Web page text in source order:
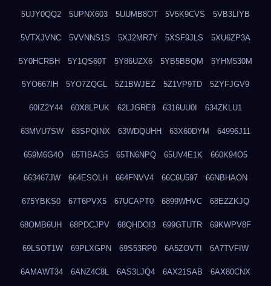
5UJY0QQ2 5UPNX603 5UUMB8OT 5V5K9CVS 5VB3LIYB
5VTXJVNC 5VVNNS1S 5XJ2MR7Y 5XSF9JLS 5XU6ZP3A
5Y0HCRBH 5Y1QS60T 5Y86UZX6 5YB5BBQM 5YHM530M
5YO667IH 5YO7ZQGL 5Z1BWJEZ 5Z1VP9TD 5ZYFJGV9
60IZ2Y44 60X8LPUK 62LJGRE8 6316UU0I 634ZKLU1
63MVU7SW 63SPQINX 63WDQUHH 63X60DYM 64996J11
659M6G4O 65TIBAG5 65TN6NPQ 65UV4E1K 660K94O5
663467JW 664ESOLH 664FNVV4 66C6U597 66NBHAON
675YBKS0 67T6PVX5 67UCAPT0 6899WHVC 68EZZKJQ
68OMB6UH 68PDCJPV 68QHDOI3 699GTUTR 69KWPV8F
69LSOT1W 69PLXGPN 69S53RP0 6A5ZOVTI 6A7TVFIW
6AMAWT34 6ANZ4C8L 6AS3LJQ4 6AX21SAB 6AX80CNX